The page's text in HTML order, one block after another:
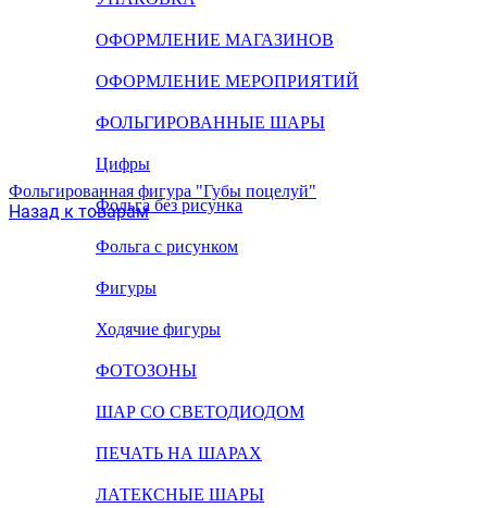
ОФОРМЛЕНИЕ МАГАЗИНОВ
ОФОРМЛЕНИЕ МЕРОПРИЯТИЙ
ФОЛЬГИРОВАННЫЕ ШАРЫ
Цифры
Фольга без рисунка
Фольга с рисунком
Фигуры
Ходячие фигуры
ФОТОЗОНЫ
ШАР СО СВЕТОДИОДОМ
ПЕЧАТЬ НА ШАРАХ
ЛАТЕКСНЫЕ ШАРЫ
Фольгированная фигура "Губы поцелуй"
Назад к товарам